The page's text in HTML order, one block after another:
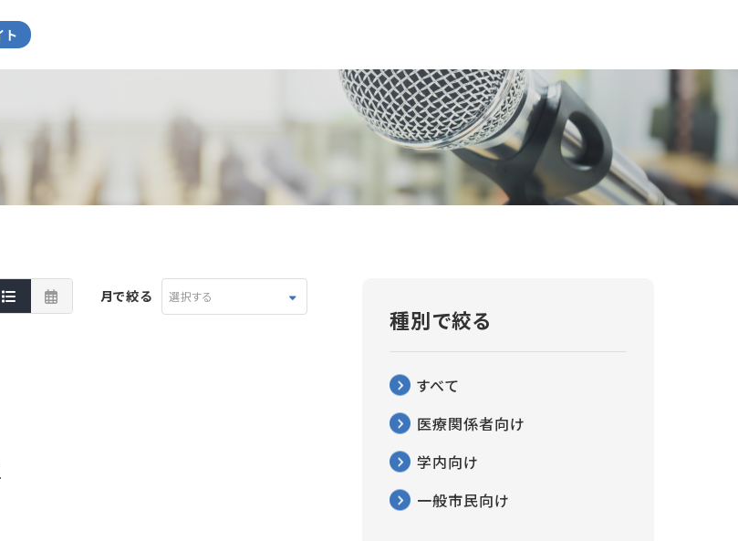
月で絞る 選択する
種別で絞る
すべて
医療関係者向け
学内向け
一般市民向け